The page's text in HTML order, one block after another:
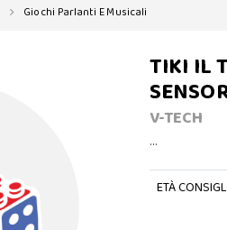
Giochi Parlanti E Musicali
TIKI IL
V-TECH
…
ETÀ